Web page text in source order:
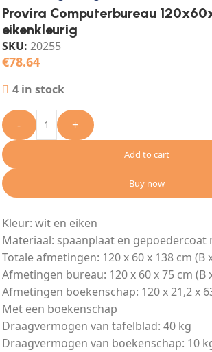
Provira Computerbureau
eikenkleurig
SKU: 20255
€78.64
4 in stock
- +
Add to cart
Buy now
Kleur: wit en eiken
Materiaal: spaanplaat en gepoedercoat
Totale afmetingen: 120 x 60 x 138 cm (B
Afmetingen bureau: 120 x 60 x 75 cm (B
Afmetingen boekenschap: 120 x 21,2 x
Met een boekenschap
Draagvermogen van tafelblad: 40 kg
Draagvermogen van boekenschap: 10